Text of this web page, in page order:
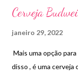
Cerveja
janeiro 29, 2022
Mais uma opção
disso , é uma cerveja